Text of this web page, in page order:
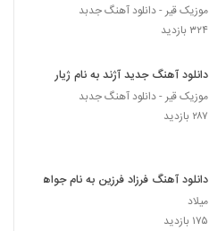
موزیک قیر - دانلود آهنگ جدبد
۳۲۴ بازدید
دانلود آهنگ جدید آژند به نام ژیار
موزیک قیر - دانلود آهنگ جدبد
۲۸۷ بازدید
دانلود آهنگ فرزاد فرزین به نام جواهر
میلاد
۱۷۵ بازدید